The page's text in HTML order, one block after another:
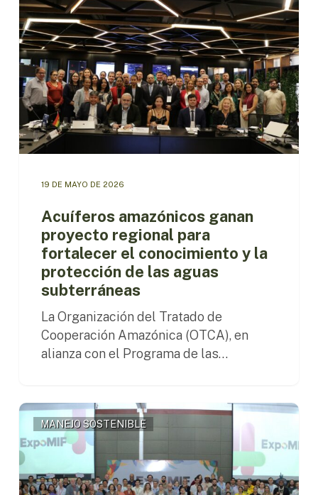
ganan
proyecto
regional
para
fortalecer
el
conocimiento
la
protección
aguas
19 DE MAYO DE 2026
Acuíferos amazónicos ganan
proyecto regional para
fortalecer el conocimiento y la
protección de las aguas
subterráneas
La Organización del Tratado de
Cooperación Amazónica (OTCA), en
alianza con el Programa de las…
La
Amazonía
fortalece
cooperación
regional
frente
MANEJO SOSTENIBLE